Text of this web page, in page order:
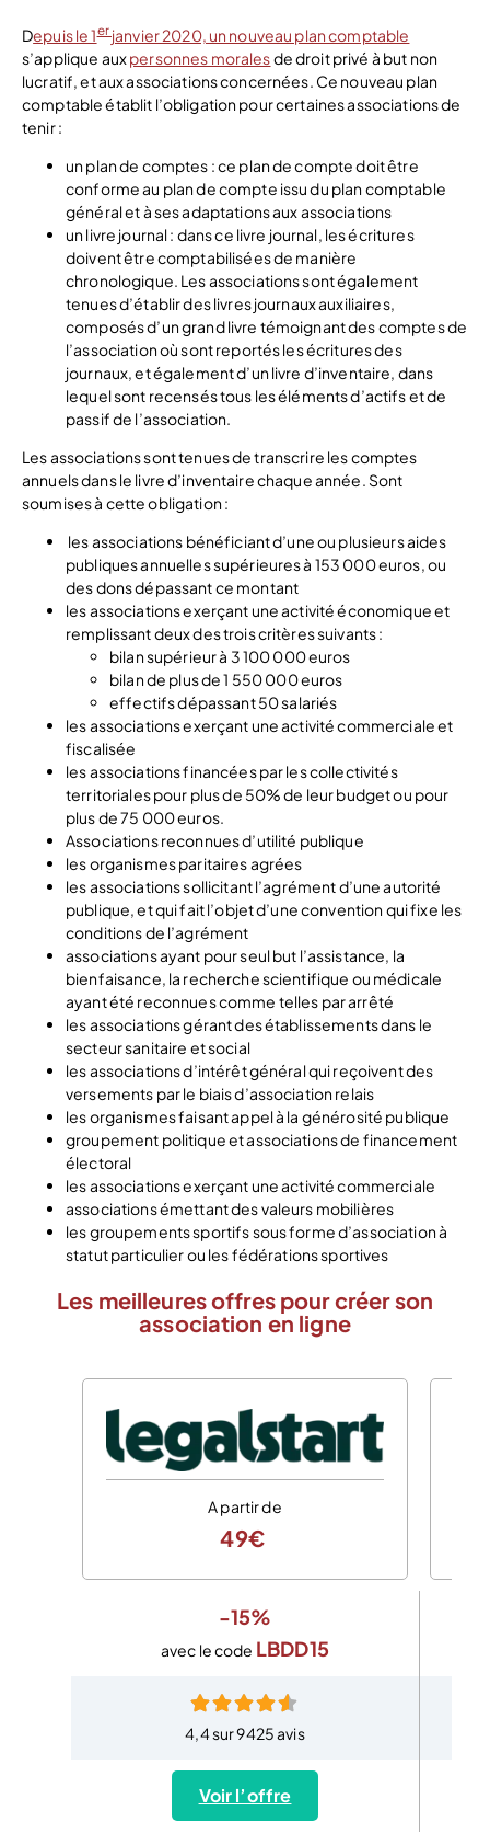
Depuis le 1erjanvier 2020, un nouveau plan comptable
s’applique auxpersonnes moralesde droit privé à but non
lucratif, et aux associations concernées. Ce nouveau plan
comptable établit l’obligation pour certaines associations de
tenir :
un plan de comptes : ce plan de compte doit être
conforme au plan de compte issu du plan comptable
général et à ses adaptations aux associations
un livre journal : dans ce livre journal, les écritures
doivent être comptabilisées de manière
chronologique. Les associations sont également
tenues d’établir des livres journaux auxiliaires,
composés d’un grand livre témoignant des comptes de
l’association où sont reportés les écritures des
journaux, et également d’un livre d’inventaire, dans
lequel sont recensés tous les éléments d’actifs et de
passif de l’association.
Les associations sont tenues de transcrire les comptes
annuels dans le livre d’inventaire chaque année. Sont
soumises à cette obligation :
les associations bénéficiant d’une ou plusieurs aides
publiques annuelles supérieures à 153 000 euros, ou
des dons dépassant ce montant
les associations exerçant une activité économique et
remplissant deux des trois critères suivants :
bilan supérieur à 3 100 000 euros
bilan de plus de 1 550 000 euros
effectifs dépassant 50 salariés
les associations exerçant une activité commerciale et
fiscalisée
les associations financées par les collectivités
territoriales pour plus de 50% de leur budget ou pour
plus de 75 000 euros.
Associations reconnues d’utilité publique
les organismes paritaires agrées
les associations sollicitant l’agrément d’une autorité
publique, et qui fait l’objet d’une convention qui fixe les
conditions de l’agrément
associations ayant pour seul but l’assistance, la
bienfaisance, la recherche scientifique ou médicale
ayant été reconnues comme telles par arrêté
les associations gérant des établissements dans le
secteur sanitaire et social
les associations d’intérêt général qui reçoivent des
versements par le biais d’association relais
les organismes faisant appel à la générosité publique
groupement politique et associations de financement
électoral
les associations exerçant une activité commerciale
associations émettant des valeurs mobilières
les groupements sportifs sous forme d’association à
statut particulier ou les fédérations sportives
Les meilleures offres pour créer son
association en ligne
A partir de
49€
-15%
avec le code LBDD15
4,4 sur 9425 avis
Voir l’offre